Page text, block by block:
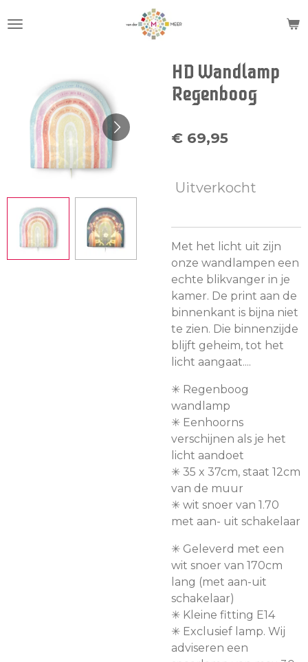
direct
hoofdinhoud
HD Wandlamp
Regenboog
€ 69,95
Uitverkocht
Met het licht uit zijn
onze wandlampen een
echte blikvanger in je
kamer. De print aan de
binnenkant is bijna niet
te zien. Die binnenzijde
blijft geheim, tot het
licht aangaat....
✳︎ Regenboog
wandlamp
✳︎ Eenhoorns
verschijnen als je het
licht aandoet
✳︎ 35 x 37cm, staat 12cm
van de muur
✳︎ wit snoer van 1.70
met aan- uit schakelaar
✳︎ Geleverd met een
wit snoer van 170cm
lang (met aan-uit
schakelaar)
✳︎ Kleine fitting E14
✳︎ Exclusief lamp. Wij
adviseren een